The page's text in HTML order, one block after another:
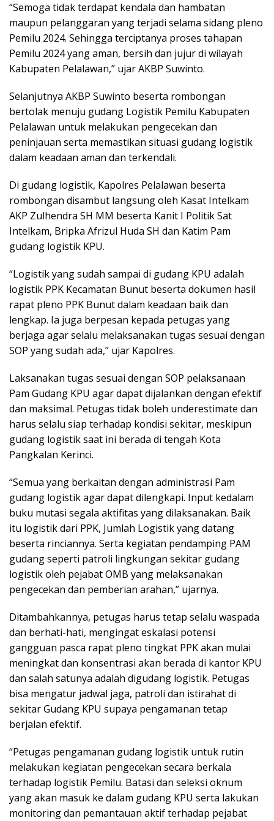
“Semoga tidak terdapat kendala dan hambatan
maupun pelanggaran yang terjadi selama sidang pleno
Pemilu 2024. Sehingga terciptanya proses tahapan
Pemilu 2024 yang aman, bersih dan jujur di wilayah
Kabupaten Pelalawan,” ujar AKBP Suwinto.
Selanjutnya AKBP Suwinto beserta rombongan
bertolak menuju gudang Logistik Pemilu Kabupaten
Pelalawan untuk melakukan pengecekan dan
peninjauan serta memastikan situasi gudang logistik
dalam keadaan aman dan terkendali.
Di gudang logistik, Kapolres Pelalawan beserta
rombongan disambut langsung oleh Kasat Intelkam
AKP Zulhendra SH MM beserta Kanit I Politik Sat
Intelkam, Bripka Afrizul Huda SH dan Katim Pam
gudang logistik KPU.
“Logistik yang sudah sampai di gudang KPU adalah
logistik PPK Kecamatan Bunut beserta dokumen hasil
rapat pleno PPK Bunut dalam keadaan baik dan
lengkap. Ia juga berpesan kepada petugas yang
berjaga agar selalu melaksanakan tugas sesuai dengan
SOP yang sudah ada,” ujar Kapolres.
Laksanakan tugas sesuai dengan SOP pelaksanaan
Pam Gudang KPU agar dapat dijalankan dengan efektif
dan maksimal. Petugas tidak boleh underestimate dan
harus selalu siap terhadap kondisi sekitar, meskipun
gudang logistik saat ini berada di tengah Kota
Pangkalan Kerinci.
“Semua yang berkaitan dengan administrasi Pam
gudang logistik agar dapat dilengkapi. Input kedalam
buku mutasi segala aktifitas yang dilaksanakan. Baik
itu logistik dari PPK, Jumlah Logistik yang datang
beserta rinciannya. Serta kegiatan pendamping PAM
gudang seperti patroli lingkungan sekitar gudang
logistik oleh pejabat OMB yang melaksanakan
pengecekan dan pemberian arahan,” ujarnya.
Ditambahkannya, petugas harus tetap selalu waspada
dan berhati-hati, mengingat eskalasi potensi
gangguan pasca rapat pleno tingkat PPK akan mulai
meningkat dan konsentrasi akan berada di kantor KPU
dan salah satunya adalah digudang logistik. Petugas
bisa mengatur jadwal jaga, patroli dan istirahat di
sekitar Gudang KPU supaya pengamanan tetap
berjalan efektif.
“Petugas pengamanan gudang logistik untuk rutin
melakukan kegiatan pengecekan secara berkala
terhadap logistik Pemilu. Batasi dan seleksi oknum
yang akan masuk ke dalam gudang KPU serta lakukan
monitoring dan pemantauan aktif terhadap pejabat